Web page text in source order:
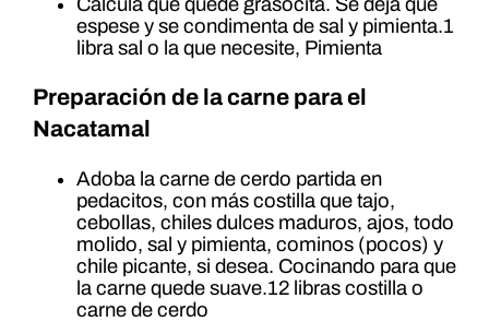
Calcula que quede grasocita. Se deja que
espese y se condimenta de sal y pimienta.1
libra sal o la que necesite, Pimienta
Preparación de la carne para el
Nacatamal
Adoba la carne de cerdo partida en
pedacitos, con más costilla que tajo,
cebollas, chiles dulces maduros, ajos, todo
molido, sal y pimienta, cominos (pocos) y
chile picante, si desea. Cocinando para que
la carne quede suave.12 libras costilla o
carne de cerdo